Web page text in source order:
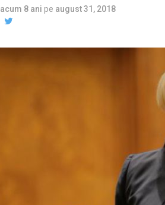
acum 8 ani pe august 31, 2018